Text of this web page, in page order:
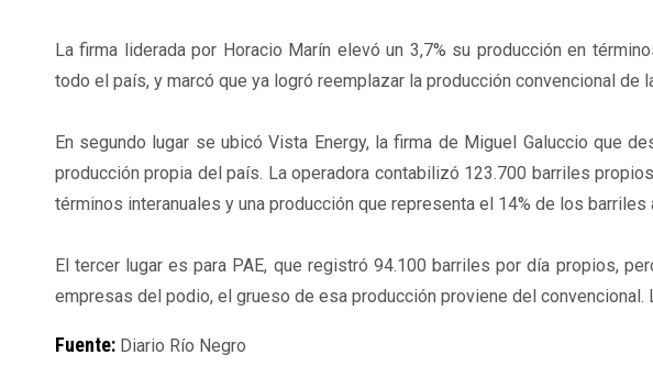
La firma liderada por Horacio Marín elevó un 3,7% su producción en
todo el país, y marcó que ya logró reemplazar la producción convencional de
En segundo lugar se ubicó Vista Energy, la firma de Miguel Galuccio que
producción propia del país. La operadora contabilizó 123.700 barriles
términos interanuales y una producción que representa el 14% de los barriles
El tercer lugar es para PAE, que registró 94.100 barriles por día propios,
empresas del podio, el grueso de esa producción proviene del convencional.
Fuente:Diario Río Negro